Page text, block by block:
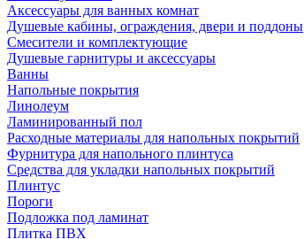
Аксессуары для ванных комнат
Душевые кабины, ограждения, двери и поддоны
Смесители и комплектующие
Душевые гарнитуры и аксессуары
Ванны
Напольные покрытия
Линолеум
Ламинированный пол
Расходные материалы для напольных покрытий
Фурнитура для напольного плинтуса
Средства для укладки напольных покрытий
Плинтус
Пороги
Подложка под ламинат
Плитка ПВХ